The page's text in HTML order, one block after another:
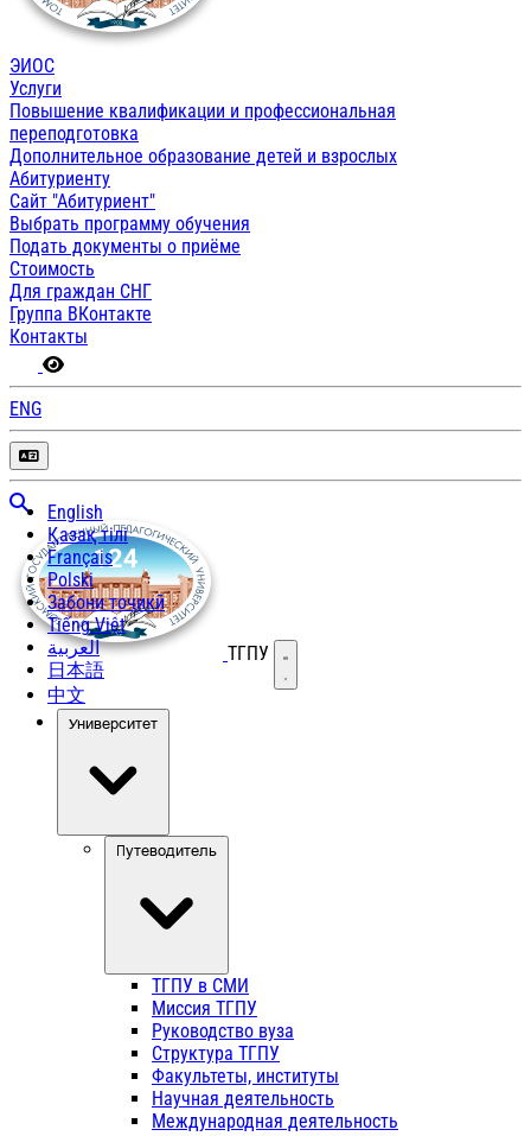
ЭИОС
Услуги
Повышение квалификации и профессиональная
переподготовка
Дополнительное образование детей и взрослых
Абитуриенту
Сайт "Абитуриент"
Выбрать программу обучения
Подать документы о приёме
Стоимость
Для граждан СНГ
Группа ВКонтакте
Контакты
ENG
English
Қазақ тілі
Français
Polski
Забони тоҷикӣ
Tiếng Việt
العربية
日本語
中文
ТГПУ Открыть меню
Университет
Путеводитель
ТГПУ в СМИ
Миссия ТГПУ
Руководство вуза
Структура ТГПУ
Факультеты, институты
Научная деятельность
Международная деятельность